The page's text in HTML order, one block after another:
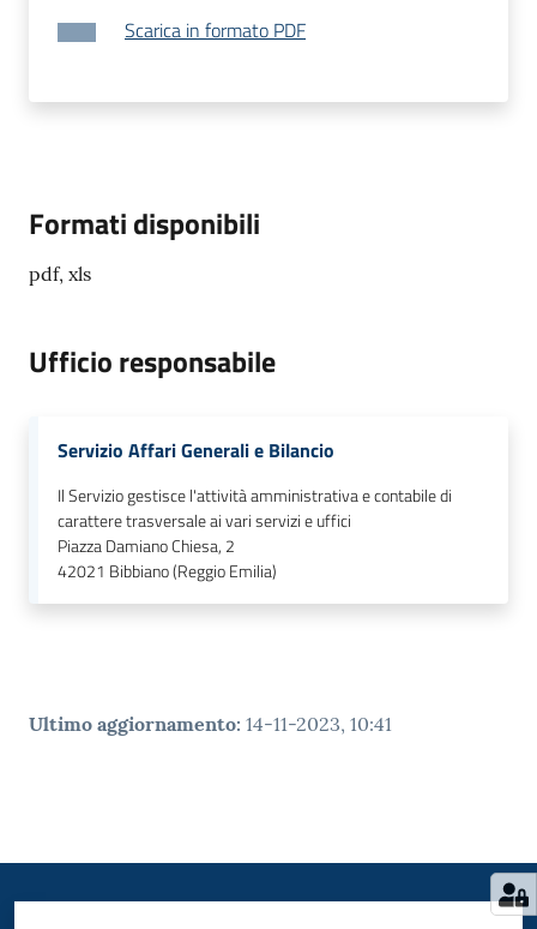
Scarica in formato PDF
Formati disponibili
pdf, xls
Ufficio responsabile
Servizio Affari Generali e Bilancio
Il Servizio gestisce l'attività amministrativa e contabile di
carattere trasversale ai vari servizi e uffici
Piazza Damiano Chiesa, 2
42021 Bibbiano (Reggio Emilia)
Ultimo aggiornamento: 14-11-2023, 10:41